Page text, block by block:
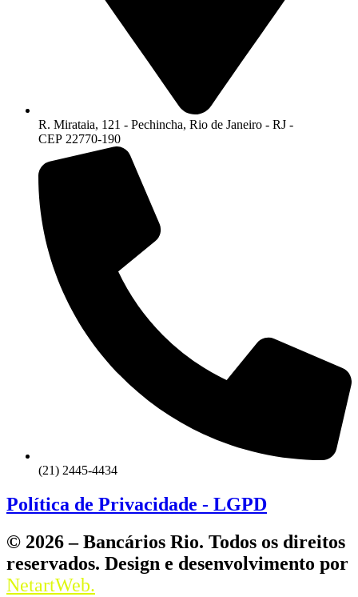
R. Mirataia, 121 - Pechincha, Rio de Janeiro - RJ -
CEP 22770-190
(21) 2445-4434
Política de Privacidade - LGPD
© 2026 – Bancários Rio. Todos os direitos
reservados. Design e desenvolvimento por
NetartWeb.